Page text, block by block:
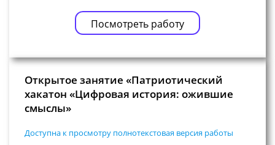
Посмотреть работу
Открытое занятие «Патриотический
хакатон «Цифровая история: ожившие
смыслы»
Доступна к просмотру полнотекстовая версия работы